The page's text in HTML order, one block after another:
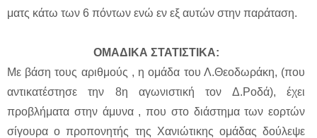
ματς κάτω των 6 πόντων ενώ εν εξ αυτών στην παράταση.
ΟΜΑΔΙΚΑ ΣΤΑΤΙΣΤΙΚΑ:
Με βάση τους αριθμούς , η ομάδα του Λ.Θεοδωράκη, (που
αντικατέστησε την 8η αγωνιστική τον Δ.Ροδά), έχει
προβλήματα στην άμυνα , που στο διάστημα των εορτών
σίγουρα ο προπονητής της Χανιώτικης ομάδας δούλεψε